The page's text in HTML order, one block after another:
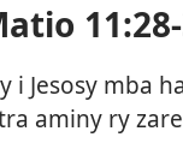
i Jesosy mba
aminy ry